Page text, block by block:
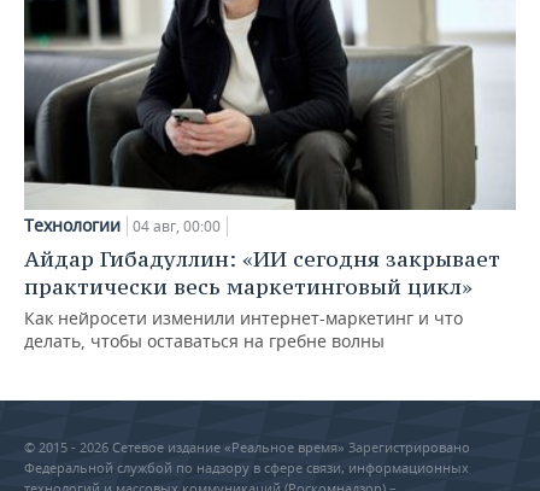
Технологии 04 авг, 00:00
Айдар Гибадуллин: «ИИ сегодня закрывает
практически весь маркетинговый цикл»
Как нейросети изменили интернет-маркетинг и что
делать, чтобы оставаться на гребне волны
© 2015 - 2026 Сетевое издание «Реальное время» Зарегистрировано
Федеральной службой по надзору в сфере связи, информационных